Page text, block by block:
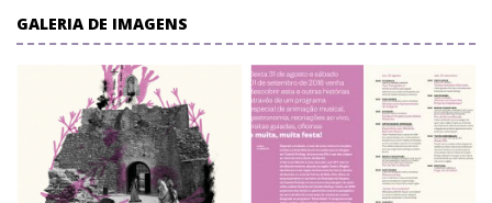
GALERIA DE IMAGENS